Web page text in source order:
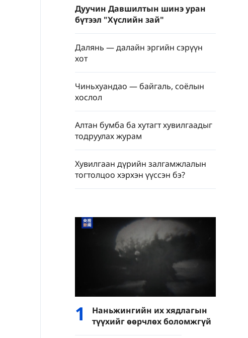
Дуучин Давшилтын шинэ уран
бүтээл "Хүслийн зай"
Далянь — далайн эргийн сэрүүн
хот
Чиньхуандао — байгаль, соёлын
хослол
Алтан бумба ба хутагт хувилгаадыг
тодруулах журам
Хувилгаан дүрийн залгамжлалын
тогтолцоо хэрхэн үүссэн бэ?
1
Наньжингийн их хядлагын
түүхийг өөрчлөх боломжгүй